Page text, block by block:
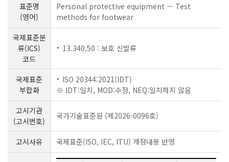
표준명
(영어)
Personal protective equipment — Test
methods for footwear
국제표준분
류(ICS)
코드
13.340.50 : 보호 신발류
국제표준
부합화
ISO 20344:2021(IDT)
※ IDT:일치, MOD:수정, NEQ:일치하지 않음
고시기관
(고시번호)
국가기술표준원 (제2026-0096호)
고시사유 국제표준(ISO, IEC, ITU) 개정내용 반영